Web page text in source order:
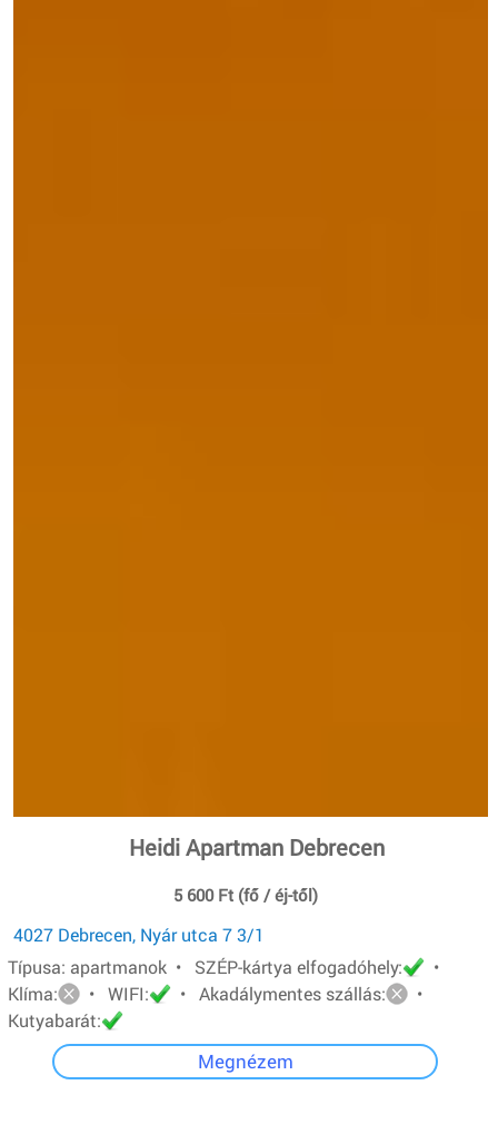
Heidi Apartman Debrecen
5 600 Ft (fő / éj-től)
4027 Debrecen, Nyár utca 7 3/1
Típusa: apartmanok • SZÉP-kártya elfogadóhely:
•
Klíma:
• WIFI: • Akadálymentes szállás:
•
Kutyabarát:
Megnézem